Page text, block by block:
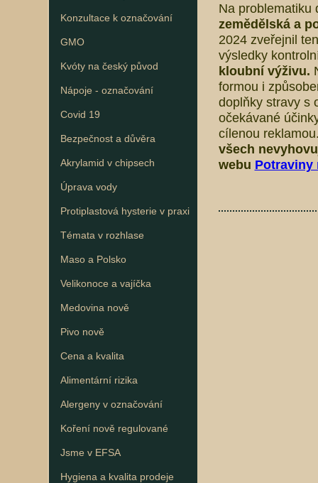
Konzultace k označování
GMO
Kvóty na český původ
Nápoje - označování
Covid 19
Bezpečnost a důvěra
Akrylamid v chipsech
Úprava vody
Protiplastová hysterie v praxi
Témata v rozhlase
Maso a Polsko
Velikonoce a vajíčka
Medovina nově
Pivo nově
Cena a kvalita
Alimentární rizika
Alergeny v označování
Koření nově regulované
Jsme v EFSA
Hygiena a kvalita prodeje
Na problematiku
zemědělská a
2024 zveřejnil
výsledky
kloubní výživu.
formou i
doplňky stravy s
očekávané
cílenou
všech
webu Potraviny